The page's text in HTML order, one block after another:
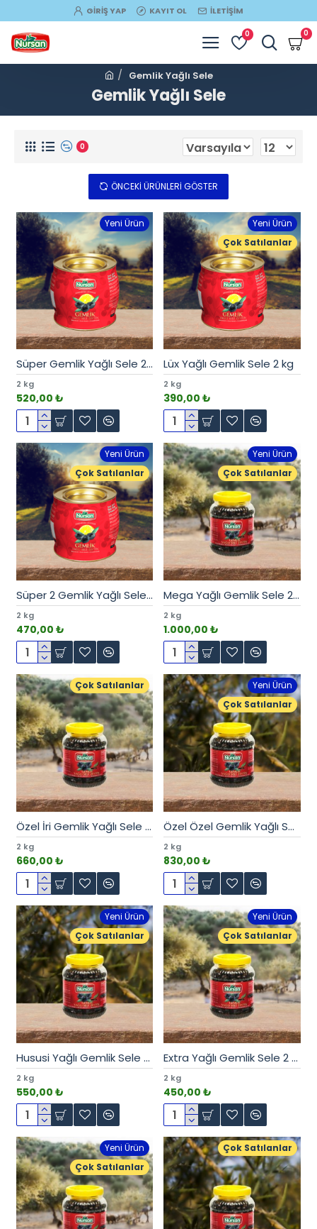
GIRIŞ YAP KAYIT OL İLETIŞIM
0 0
Gemlik Yağlı Sele
Gemlik Yağlı Sele
0
ÖNCEKI ÜRÜNLERI GÖSTER
Yeni Ürün
2 kg
Süper Gemlik Yağlı Sele 2 kg
520,00 ₺
Yeni Ürün
Çok Satılanlar
2 kg
Lüx Yağlı Gemlik Sele 2 kg
390,00 ₺
Yeni Ürün
Çok Satılanlar
2 kg
Süper 2 Gemlik Yağlı Sele 2 kg
470,00 ₺
Yeni Ürün
Çok Satılanlar
2 kg
Mega Yağlı Gemlik Sele 2 kg
1.000,00 ₺
Çok Satılanlar
2 kg
Özel İri Gemlik Yağlı Sele 2 kg
660,00 ₺
Yeni Ürün
Çok Satılanlar
2 kg
Özel Özel Gemlik Yağlı Sele 2 kg
830,00 ₺
Yeni Ürün
Çok Satılanlar
2 kg
Hususi Yağlı Gemlik Sele 2 kg
550,00 ₺
Yeni Ürün
Çok Satılanlar
2 kg
Extra Yağlı Gemlik Sele 2 kg
450,00 ₺
Yeni Ürün
Çok Satılanlar
Çok Satılanlar